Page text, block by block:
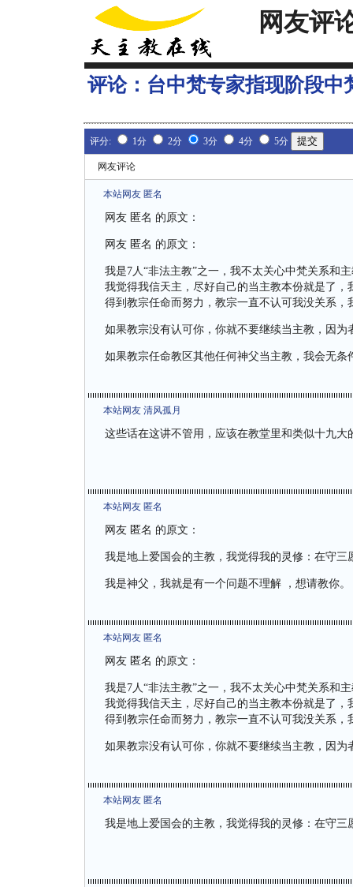
网友评
评论： 台中梵专家指现阶段中
评分: 1分 2分 3分 4分 5分
网友评论
本站网友 匿名
网友 匿名 的原文：
网友 匿名 的原文：
我是7人“非法主教”之一，我不太关心中梵关系和
我觉得我信天主，尽好自己的当主教本份就是了
得到教宗任命而努力，教宗一直不认可我没关系，
如果教宗没有认可你，你就不要继续当主教，因为
如果教宗任命教区其他任何神父当主教，我会无条
本站网友 清风孤月
这些话在这讲不管用，应该在教堂里和类似十九大
本站网友 匿名
网友 匿名 的原文：
我是地上爱国会的主教，我觉得我的灵修：在守
我是神父，我就是有一个问题不理解 ，想请教你
本站网友 匿名
网友 匿名 的原文：
我是7人“非法主教”之一，我不太关心中梵关系和
我觉得我信天主，尽好自己的当主教本份就是了
得到教宗任命而努力，教宗一直不认可我没关系，
如果教宗没有认可你，你就不要继续当主教，因为
本站网友 匿名
我是地上爱国会的主教，我觉得我的灵修：在守